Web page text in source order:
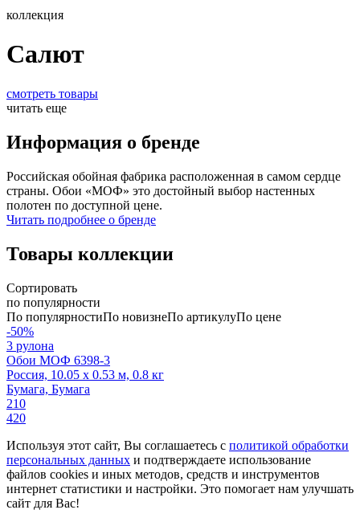
коллекция
Салют
смотреть товары
читать еще
Информация о бренде
Российская обойная фабрика расположенная в самом сердце
страны. Обои «МОФ» это достойный выбор настенных
полотен по доступной цене.
Читать подробнее о бренде
Товары коллекции
Сортировать
по популярности
По популярностиПо новизнеПо артикулуПо цене
-50%
3 рулона
Обои МОФ 6398-3
Россия, 10.05 x 0.53 м, 0.8 кг
Бумага, Бумага
210
420
Используя этот сайт, Вы соглашаетесь с политикой обработки
персональных данных и подтверждаете использование
файлов cookies и иных методов, средств и инструментов
интернет статистики и настройки. Это помогает нам улучшать
сайт для Вас!